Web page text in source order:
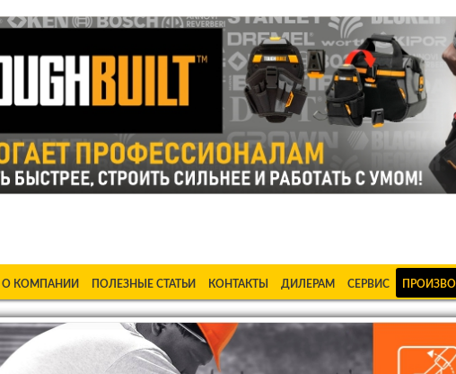
О КОМПАНИИ ПОЛЕЗНЫЕ СТАТЬИ КОНТАКТЫ ДИЛЕРАМ СЕРВИС